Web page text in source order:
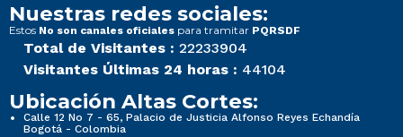
Nuestras redes sociales:
Estos No son canales oficiales para tramitar PQRSDF
Total de Visitantes : 22233904
Visitantes Últimas 24 horas : 44104
Ubicación Altas Cortes:
Calle 12 No 7 - 65, Palacio de Justicia Alfonso Reyes Echandía
Bogotá - Colombia